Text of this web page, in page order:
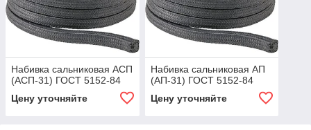
Набивка сальниковая АСП
(АСП-31) ГОСТ 5152-84
Цену уточняйте
Набивка сальниковая АП
(АП-31) ГОСТ 5152-84
Цену уточняйте